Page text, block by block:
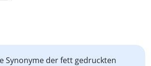
Synonyme der fett gedruckten